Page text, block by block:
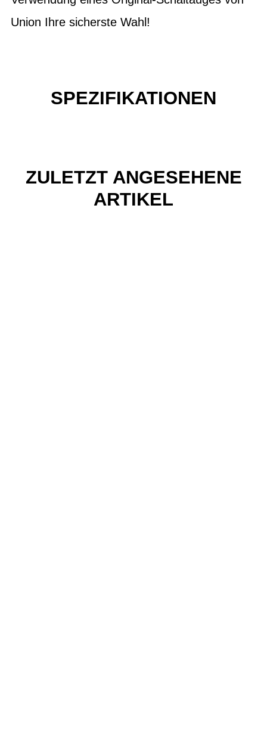
Union Ihre sicherste Wahl!
SPEZIFIKATIONEN
ZULETZT ANGESEHENE
ARTIKEL